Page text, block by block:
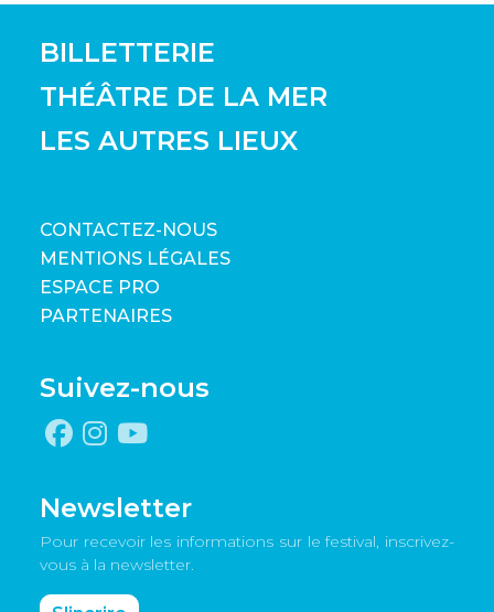
BILLETTERIE
THÉÂTRE DE LA MER
LES AUTRES LIEUX
CONTACTEZ-NOUS
MENTIONS LÉGALES
ESPACE PRO
PARTENAIRES
Suivez-nous
Newsletter
Pour recevoir les informations sur le festival, inscrivez-
vous à la newsletter.